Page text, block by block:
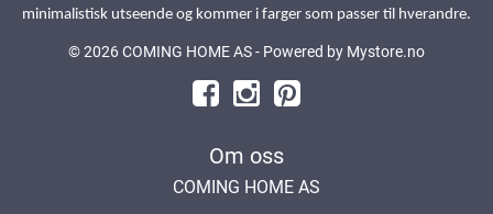
minimalistisk utseende og kommer i farger som passer til hverandre.
© 2026 COMING HOME AS - Powered by Mystore.no
Om oss
COMING HOME AS